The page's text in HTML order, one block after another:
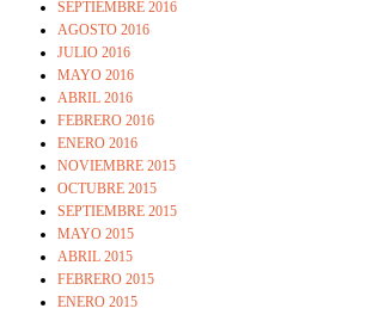
SEPTIEMBRE 2016
AGOSTO 2016
JULIO 2016
MAYO 2016
ABRIL 2016
FEBRERO 2016
ENERO 2016
NOVIEMBRE 2015
OCTUBRE 2015
SEPTIEMBRE 2015
MAYO 2015
ABRIL 2015
FEBRERO 2015
ENERO 2015